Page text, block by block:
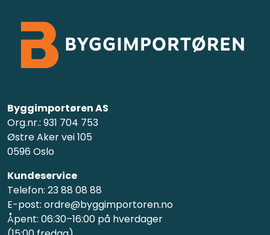
Byggimportøren AS
Org.nr.: 931 704 753
Østre Aker vei 105
0596 Oslo
Kundeservice
Telefon: 23 88 08 88
E-post: ordre@byggimportoren.no
Åpent: 06:30–16:00 på hverdager